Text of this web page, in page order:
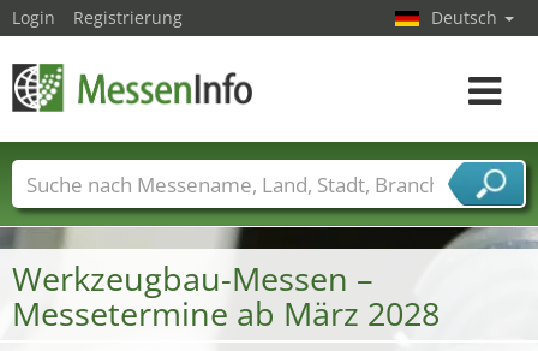
Werkzeugbau-Messen –
Messetermine ab März 2028
Login Registrierung Deutsch
Toggle
Messenamen Länder Städte
Branchen
Dienstleisterbranchen